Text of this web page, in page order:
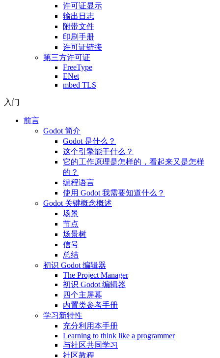
许可证显示
输出日志
附带文件
印刷手册
许可证链接
第三方许可证
FreeType
ENet
mbed TLS
入门
前言
Godot 简介
Godot 是什么？
这个引擎能干什么？
它的工作原理是怎样的，看起来又是怎样
的？
编程语言
使用 Godot 我需要知道什么？
Godot 关键概念概述
场景
节点
场景树
信号
总结
初识 Godot 编辑器
The Project Manager
初识 Godot 编辑器
四个主屏幕
内置类参考手册
学习新特性
充分利用本手册
Learning to think like a programmer
与社区共同学习
社区教程